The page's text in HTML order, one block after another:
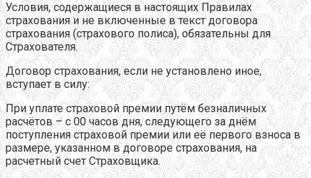
Условия, содержащиеся в настоящих Правилах
страхования и не включенные в текст договора
страхования (страхового полиса), обязательны для
Страхователя.
Договор страхования, если не установлено иное,
вступает в силу:
При уплате страховой премии путём безналичных
расчётов – с 00 часов дня, следующего за днём
поступления страховой премии или её первого взноса в
размере, указанном в договоре страхования, на
расчетный счет Страховщика.